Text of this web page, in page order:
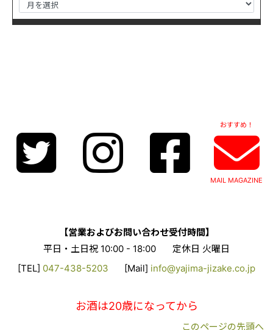
おすすめ！
MAIL MAGAZINE
【営業およびお問い合わせ受付時間】
平日・土日祝 10:00 - 18:00
定休日 火曜日
[TEL] 047-438-5203 [Mail] info@yajima-jizake.co.jp
お酒は20歳になってから
このページの先頭へ